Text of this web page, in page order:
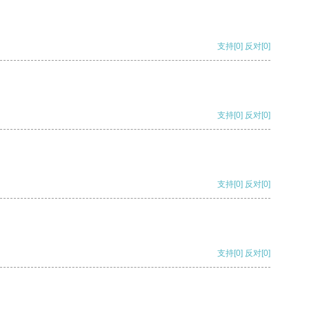
支持[0] 反对[0]
支持[0] 反对[0]
支持[0] 反对[0]
支持[0] 反对[0]